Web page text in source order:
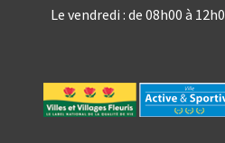
Le vendredi : de 08h00 à